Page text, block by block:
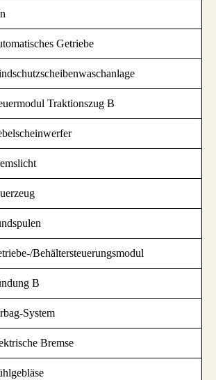
Getriebe
Traktionszug B
Behältersteuerungsmodul
B
System
Bremse